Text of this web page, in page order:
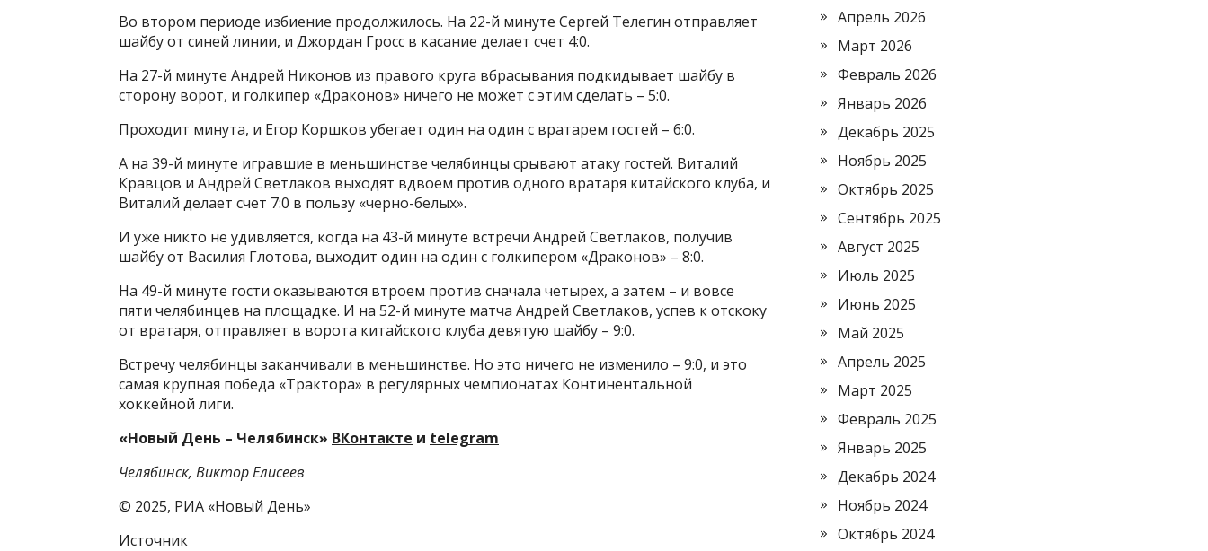
Во втором периоде избиение продолжилось. На 22-й минуте Сергей Телегин отправляет
шайбу от синей линии, и Джордан Гросс в касание делает счет 4:0.
На 27-й минуте Андрей Никонов из правого круга вбрасывания подкидывает шайбу в
сторону ворот, и голкипер «Драконов» ничего не может с этим сделать – 5:0.
Проходит минута, и Егор Коршков убегает один на один с вратарем гостей – 6:0.
А на 39-й минуте игравшие в меньшинстве челябинцы срывают атаку гостей. Виталий
Кравцов и Андрей Светлаков выходят вдвоем против одного вратаря китайского клуба, и
Виталий делает счет 7:0 в пользу «черно-белых».
И уже никто не удивляется, когда на 43-й минуте встречи Андрей Светлаков, получив
шайбу от Василия Глотова, выходит один на один с голкипером «Драконов» – 8:0.
На 49-й минуте гости оказываются втроем против сначала четырех, а затем – и вовсе
пяти челябинцев на площадке. И на 52-й минуте матча Андрей Светлаков, успев к отскоку
от вратаря, отправляет в ворота китайского клуба девятую шайбу – 9:0.
Встречу челябинцы заканчивали в меньшинстве. Но это ничего не изменило – 9:0, и это
самая крупная победа «Трактора» в регулярных чемпионатах Континентальной
хоккейной лиги.
«Новый День – Челябинск» ВКонтакте и telegram
Челябинск, Виктор Елисеев
© 2025, РИА «Новый День»
Источник
Апрель 2026
Март 2026
Февраль 2026
Январь 2026
Декабрь 2025
Ноябрь 2025
Октябрь 2025
Сентябрь 2025
Август 2025
Июль 2025
Июнь 2025
Май 2025
Апрель 2025
Март 2025
Февраль 2025
Январь 2025
Декабрь 2024
Ноябрь 2024
Октябрь 2024